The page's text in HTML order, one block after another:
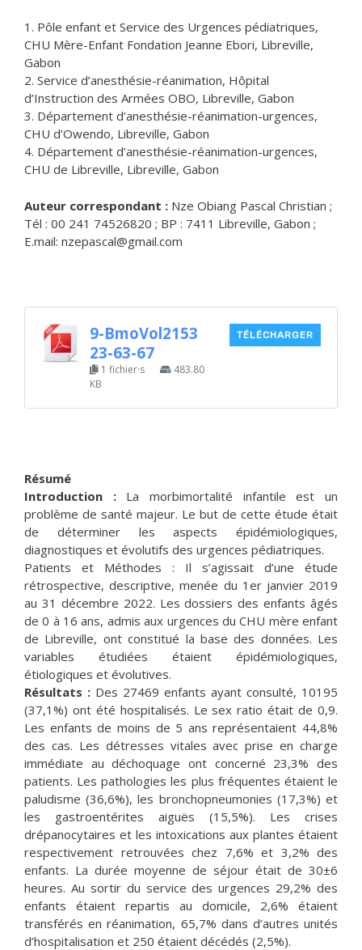
1. Pôle enfant et Service des Urgences pédiatriques,
CHU Mère-Enfant Fondation Jeanne Ebori, Libreville,
Gabon
2. Service d’anesthésie-réanimation, Hôpital
d’Instruction des Armées OBO, Libreville, Gabon
3. Département d’anesthésie-réanimation-urgences,
CHU d’Owendo, Libreville, Gabon
4. Département d’anesthésie-réanimation-urgences,
CHU de Libreville, Libreville, Gabon
Auteur correspondant : Nze Obiang Pascal Christian ;
Tél : 00 241 74526820 ; BP : 7411 Libreville, Gabon ;
E.mail: nzepascal@gmail.com
9-BmoVol2153
23-63-67
1 fichier·s
483.80
KB
TÉLÉCHARGER
Résumé
Introduction :La morbimortalité infantile est un
problème de santé majeur. Le but de cette étude était
de déterminer les aspects épidémiologiques,
diagnostiques et évolutifs des urgences pédiatriques.
Patients et Méthodes : Il s’agissait d’une étude
rétrospective, descriptive, menée du 1er janvier 2019
au 31 décembre 2022. Les dossiers des enfants âgés
de 0 à 16 ans, admis aux urgences du CHU mère enfant
de Libreville, ont constitué la base des données. Les
variables étudiées étaient épidémiologiques,
étiologiques et évolutives.
Résultats : Des 27469 enfants ayant consulté, 10195
(37,1%) ont été hospitalisés. Le sex ratio était de 0,9.
Les enfants de moins de 5 ans représentaient 44,8%
des cas. Les détresses vitales avec prise en charge
immédiate au déchoquage ont concerné 23,3% des
patients. Les pathologies les plus fréquentes étaient le
paludisme (36,6%), les bronchopneumonies (17,3%) et
les gastroentérites aiguës (15,5%). Les crises
drépanocytaires et les intoxications aux plantes étaient
respectivement retrouvées chez 7,6% et 3,2% des
enfants. La durée moyenne de séjour était de 30±6
heures. Au sortir du service des urgences 29,2% des
enfants étaient repartis au domicile, 2,6% étaient
transférés en réanimation, 65,7% dans d’autres unités
d’hospitalisation et 250 étaient décédés (2,5%).